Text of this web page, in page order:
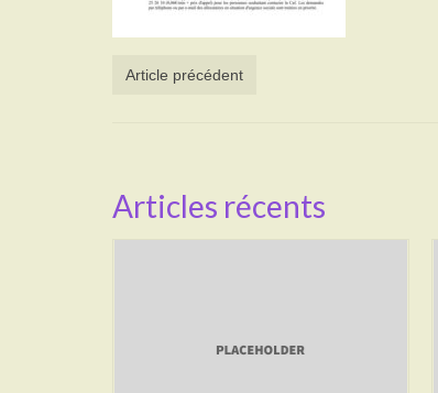
Article précédent
Articles récents